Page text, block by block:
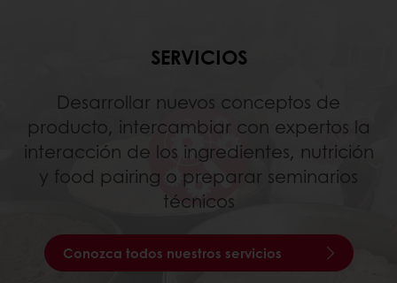
SERVICIOS
Desarrollar nuevos conceptos de
producto, intercambiar con expertos la
interacción de los ingredientes, nutrición
y food pairing o preparar seminarios
técnicos
Conozca todos nuestros servicios